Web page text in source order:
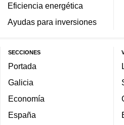
Eficiencia energética
Ayudas para inversiones
SECCIONES
Portada
Galicia
Economía
España